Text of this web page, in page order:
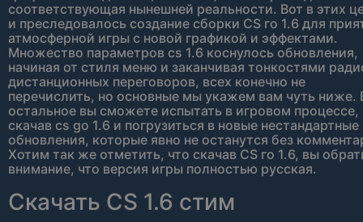
соответствующая нынешней реальности. Вот в этих
и преследовалось создание сборки CS го 1.6 для
атмосферной игры с новой графикой и эффектами.
Множество параметров cs 1.6 коснулось обновления,
начиная от стиля меню и заканчивая тонкостями
дистанционных переговоров, всех конечно не
перечислить, но основные мы укажем вам чуть ниже.
остальное вы сможете испытать в игровом процессе,
скачав cs go 1.6 и погрузиться в новые нестандартные
обновления, которые явно не останутся без
Хотим так же отметить, что скачав CS го 1.6, вы
внимание, что версия игры полностью русская.
Скачать CS 1.6 стим